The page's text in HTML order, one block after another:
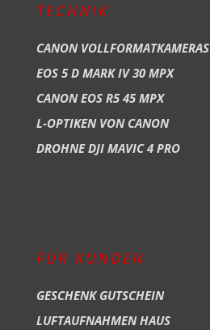
TECHNIK
CANON VOLLFORMATKAMERAS
EOS 5 D MARK IV 30 MPX
CANON EOS R5 45 MPX
L-OPTIKEN VON CANON
DROHNE DJI MAVIC 4 PRO
FÜR KUNDEN
GESCHENK GUTSCHEIN
LUFTAUFNAHMEN HAUS